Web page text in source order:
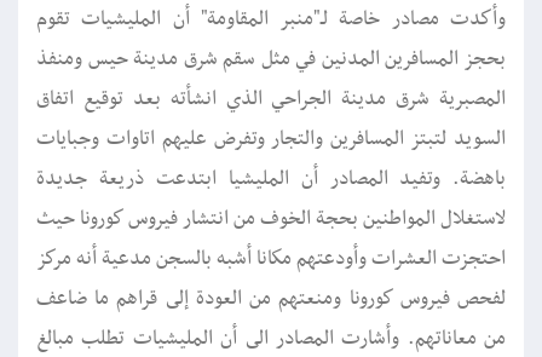
وأكدت مصادر خاصة لـ"منبر المقاومة" أن المليشيات تقوم
بحجز المسافرين المدنين في مثل سقم شرق مدينة حيس ومنفذ
المصبرية شرق مدينة الجراحي الذي انشأته بعد توقيع اتفاق
السويد لتبتز المسافرين والتجار وتفرض عليهم اتاوات وجبايات
باهضة. وتفيد المصادر أن المليشيا ابتدعت ذريعة جديدة
لاستغلال المواطنين بحجة الخوف من انتشار فيروس كورونا حيث
احتجزت العشرات وأودعتهم مكانا أشبه بالسجن مدعية أنه مركز
لفحص فيروس كورونا ومنعتهم من العودة إلى قراهم ما ضاعف
من معاناتهم. وأشارت المصادر الى أن المليشيات تطلب مبالغ